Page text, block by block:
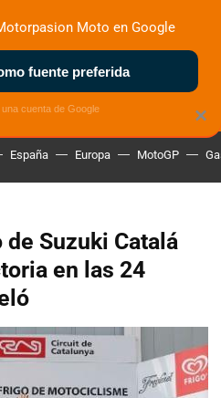
MOTOS ELÉCTRICAS
España Europa MotoGP
Suzuki Catalá
en las 24
×
Moto en Google
fuente preferida
cuenta de Google